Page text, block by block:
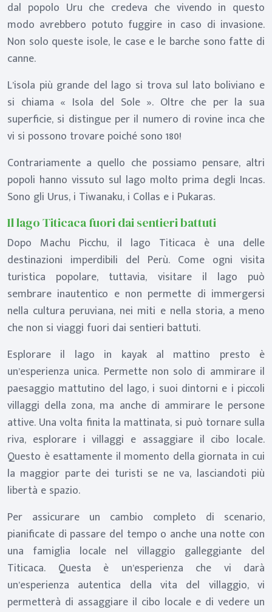
dal popolo Uru che credeva che vivendo in questo
modo avrebbero potuto fuggire in caso di invasione.
Non solo queste isole, le case e le barche sono fatte di
canne.
L’isola più grande del lago si trova sul lato boliviano e
si chiama « Isola del Sole ». Oltre che per la sua
superficie, si distingue per il numero di rovine inca che
vi si possono trovare poiché sono 180!
Contrariamente a quello che possiamo pensare, altri
popoli hanno vissuto sul lago molto prima degli Incas.
Sono gli Urus, i Tiwanaku, i Collas e i Pukaras.
Il lago Titicaca fuori dai sentieri battuti
Dopo Machu Picchu, il lago Titicaca è una delle
destinazioni imperdibili del Perù. Come ogni visita
turistica popolare, tuttavia, visitare il lago può
sembrare inautentico e non permette di immergersi
nella cultura peruviana, nei miti e nella storia, a meno
che non si viaggi fuori dai sentieri battuti.
Esplorare il lago in kayak al mattino presto è
un’esperienza unica. Permette non solo di ammirare il
paesaggio mattutino del lago, i suoi dintorni e i piccoli
villaggi della zona, ma anche di ammirare le persone
attive. Una volta finita la mattinata, si può tornare sulla
riva, esplorare i villaggi e assaggiare il cibo locale.
Questo è esattamente il momento della giornata in cui
la maggior parte dei turisti se ne va, lasciandoti più
libertà e spazio.
Per assicurare un cambio completo di scenario,
pianificate di passare del tempo o anche una notte con
una famiglia locale nel villaggio galleggiante del
Titicaca. Questa è un’esperienza che vi darà
un’esperienza autentica della vita del villaggio, vi
permetterà di assaggiare il cibo locale e di vedere un